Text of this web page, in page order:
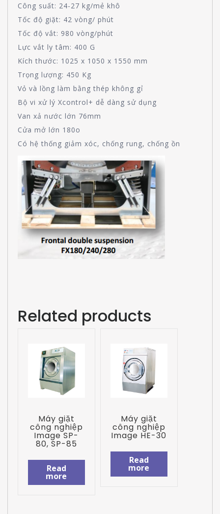
Công suất: 24-27 kg/mẻ khô
Tốc độ giặt: 42 vòng/ phút
Tốc độ vắt: 980 vòng/phút
Lực vắt ly tâm: 400 G
Kích thước: 1025 x 1050 x 1550 mm
Trọng lượng: 450 Kg
Vỏ và lồng làm bằng thép không gỉ
Bộ vi xử lý Xcontrol+ dễ dàng sử dụng
Van xả nước lớn 76mm
Cửa mở lớn 180o
Có hệ thống giảm xóc, chống rung, chống ồn
Related products
Máy giặt
công nghiệp
Image SP-
80, SP-85
Read
more
Máy giặt
công nghiệp
Image HE-30
Read
more